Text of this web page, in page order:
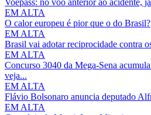
EM ALTA
O calor europeu é pior que o do Brasil?
EM ALTA
Brasil vai adotar reciprocidade contra
EM ALTA
Concurso 3040 da Mega-Sena
veja...
EM ALTA
Flávio Bolsonaro anuncia deputado
EM ALTA